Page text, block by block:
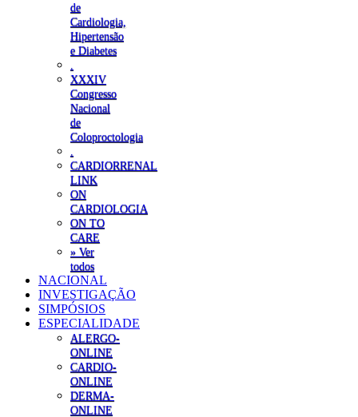
de
Cardiologia,
Hipertensão
e Diabetes
XXXIV
Congresso
Nacional
de
Coloproctologia
CARDIORRENAL
LINK
ON
CARDIOLOGIA
ON TO
CARE
» Ver
todos
NACIONAL
INVESTIGAÇÃO
SIMPÓSIOS
ESPECIALIDADE
ALERGO-
ONLINE
CARDIO-
ONLINE
DERMA-
ONLINE